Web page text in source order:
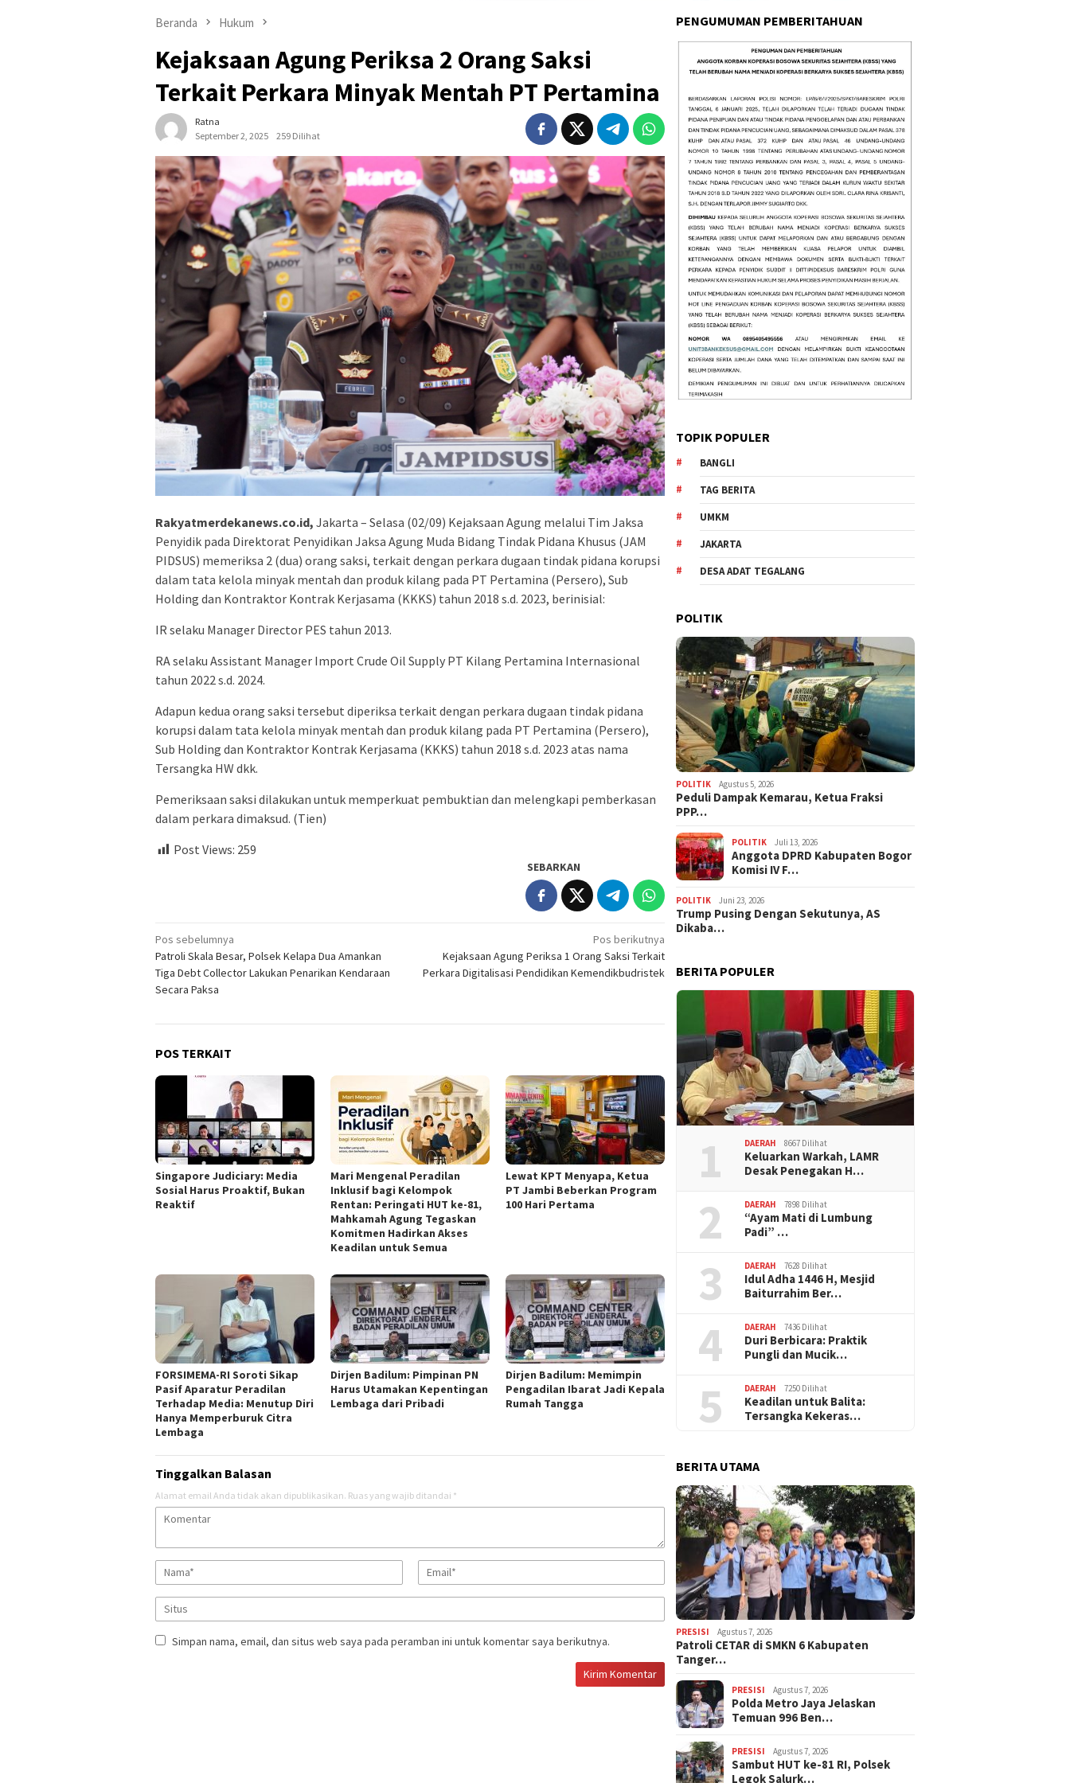
Beranda Hukum
Kejaksaan Agung Periksa 2 Orang Saksi
Terkait Perkara Minyak Mentah PT Pertamina
Ratna
September 2, 2025
259 Dilihat
Rakyatmerdekanews.co.id, Jakarta – Selasa (02/09) Kejaksaan Agung melalui Tim Jaksa
Penyidik pada Direktorat Penyidikan Jaksa Agung Muda Bidang Tindak Pidana Khusus (JAM
PIDSUS) memeriksa 2 (dua) orang saksi, terkait dengan perkara dugaan tindak pidana korupsi
dalam tata kelola minyak mentah dan produk kilang pada PT Pertamina (Persero), Sub
Holding dan Kontraktor Kontrak Kerjasama (KKKS) tahun 2018 s.d. 2023, berinisial:
IR selaku Manager Director PES tahun 2013.
RA selaku Assistant Manager Import Crude Oil Supply PT Kilang Pertamina Internasional
tahun 2022 s.d. 2024.
Adapun kedua orang saksi tersebut diperiksa terkait dengan perkara dugaan tindak pidana
korupsi dalam tata kelola minyak mentah dan produk kilang pada PT Pertamina (Persero),
Sub Holding dan Kontraktor Kontrak Kerjasama (KKKS) tahun 2018 s.d. 2023 atas nama
Tersangka HW dkk.
Pemeriksaan saksi dilakukan untuk memperkuat pembuktian dan melengkapi pemberkasan
dalam perkara dimaksud. (Tien)
Post Views: 259
SEBARKAN
Navigasi
pos
Pos sebelumnya
Patroli Skala Besar, Polsek Kelapa Dua Amankan
Tiga Debt Collector Lakukan Penarikan Kendaraan
Secara Paksa
Pos berikutnya
Kejaksaan Agung Periksa 1 Orang Saksi Terkait
Perkara Digitalisasi Pendidikan Kemendikbudristek
POS TERKAIT
Singapore Judiciary: Media
Sosial Harus Proaktif, Bukan
Reaktif ‎
Mari Mengenal Peradilan
Inklusif bagi Kelompok
Rentan: Peringati HUT ke-81,
Mahkamah Agung Tegaskan
Komitmen Hadirkan Akses
Keadilan untuk Semua ‎
‎Lewat KPT Menyapa, Ketua
PT Jambi Beberkan Program
100 Hari Pertama ‎
FORSIMEMA-RI Soroti Sikap
Pasif Aparatur Peradilan
Terhadap Media: Menutup Diri
Hanya Memperburuk Citra
Lembaga ‎ ‎
‎Dirjen Badilum: Pimpinan PN
Harus Utamakan Kepentingan
Lembaga dari Pribadi
Dirjen Badilum: Memimpin
Pengadilan Ibarat Jadi Kepala
Rumah Tangga ‎
Tinggalkan Balasan
Alamat email Anda tidak akan dipublikasikan. Ruas yang wajib ditandai *
Simpan nama, email, dan situs web saya pada peramban ini untuk komentar saya berikutnya.
PENGUMUMAN PEMBERITAHUAN
TOPIK POPULER
BANGLI
TAG BERITA
UMKM
JAKARTA
DESA ADAT TEGALANG
POLITIK
POLITIK Agustus 5, 2026
‎Peduli Dampak Kemarau, Ketua Fraksi
PPP…
POLITIK Juli 13, 2026
Anggota DPRD Kabupaten Bogor
Komisi IV F…
POLITIK Juni 23, 2026
Trump Pusing Dengan Sekutunya, AS
Dikaba…
BERITA POPULER
1 DAERAH 8667 Dilihat
Keluarkan Warkah, LAMR
Desak Penegakan H…
2 DAERAH 7898 Dilihat
“Ayam Mati di Lumbung
Padi” …
3 DAERAH 7628 Dilihat
Idul Adha 1446 H, Mesjid
Baiturrahim Ber…
4 DAERAH 7436 Dilihat
Duri Berbicara: Praktik
Pungli dan Mucik…
5 DAERAH 7250 Dilihat
Keadilan untuk Balita:
Tersangka Kekeras…
BERITA UTAMA
PRESISI Agustus 7, 2026
Patroli CETAR di SMKN 6 Kabupaten
Tanger…
PRESISI Agustus 7, 2026
Polda Metro Jaya Jelaskan
Temuan 996 Ben…
PRESISI Agustus 7, 2026
Sambut HUT ke-81 RI, Polsek
Legok Salurk…